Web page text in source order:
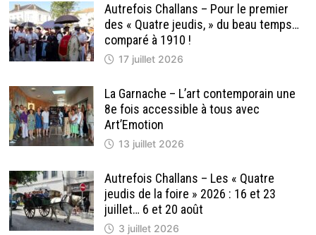
Autrefois Challans – Pour le premier
des « Quatre jeudis, » du beau temps…
comparé à 1910 !
17 juillet 2026
La Garnache – L’art contemporain une
8e fois accessible à tous avec
Art’Emotion
13 juillet 2026
Autrefois Challans – Les « Quatre
jeudis de la foire » 2026 : 16 et 23
juillet… 6 et 20 août
3 juillet 2026